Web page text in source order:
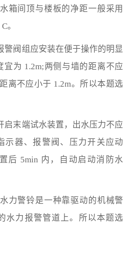
箱间顶与楼板的净距一般采用
。
警阀组应安装在便于操作的明显
为 1.2m;两侧与墙的距离不应
离不应小于 1.2m。所以本题选
启末端试水装置，出水压力不应
示器、报警阀、压力开关应动
后 5min 内，自动启动消防水
力警铃是一种靠驱动的机械警
水力报警管道上。所以本题选